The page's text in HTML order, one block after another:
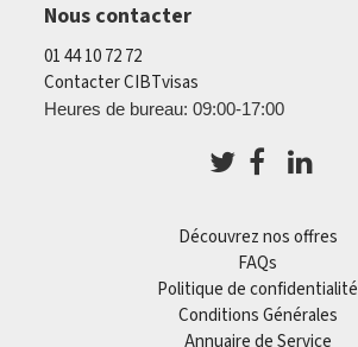
Nous contacter
01 44 10 72 72
Contacter CIBTvisas
Heures de bureau: 09:00-17:00
Découvrez nos offres
FAQs
Politique de confidentialité
Conditions Générales
Annuaire de Service